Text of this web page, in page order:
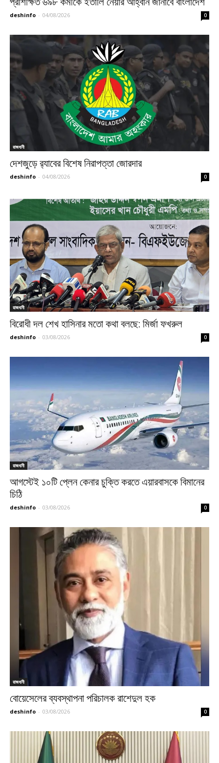
deshinfo - 04/08/2026 0
রাজধানী
দেশজুড়ে র‌্যাবের বিশেষ নিরাপত্তা জোরদার
deshinfo - 04/08/2026 0
রাজধানী
বিরোধী দল শেখ হাসিনার মতো কথা বলছে: মির্জা ফখরুল
deshinfo - 03/08/2026 0
রাজধানী
আগস্টেই ১০টি প্লেন কেনার চুক্তি করতে এয়ারবাসকে বিমানের
চিঠি
deshinfo - 03/08/2026 0
রাজধানী
বোয়েসেলের ব্যবস্থাপনা পরিচালক রাশেদুল হক
deshinfo - 03/08/2026 0